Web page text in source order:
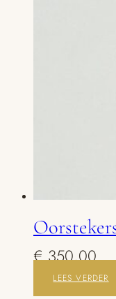
€350,00
LEES VERDER